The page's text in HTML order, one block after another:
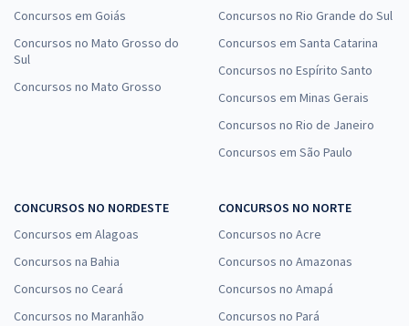
Concursos em Goiás
Concursos no Mato Grosso do
Sul
Concursos no Mato Grosso
Concursos no Rio Grande do Sul
Concursos em Santa Catarina
Concursos no Espírito Santo
Concursos em Minas Gerais
Concursos no Rio de Janeiro
Concursos em São Paulo
CONCURSOS NO NORDESTE
Concursos em Alagoas
Concursos na Bahia
Concursos no Ceará
Concursos no Maranhão
CONCURSOS NO NORTE
Concursos no Acre
Concursos no Amazonas
Concursos no Amapá
Concursos no Pará